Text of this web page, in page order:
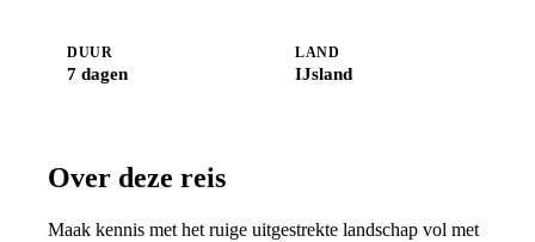
DUUR
7 dagen
LAND
IJsland
Over deze reis
Maak kennis met het ruige uitgestrekte landschap vol met